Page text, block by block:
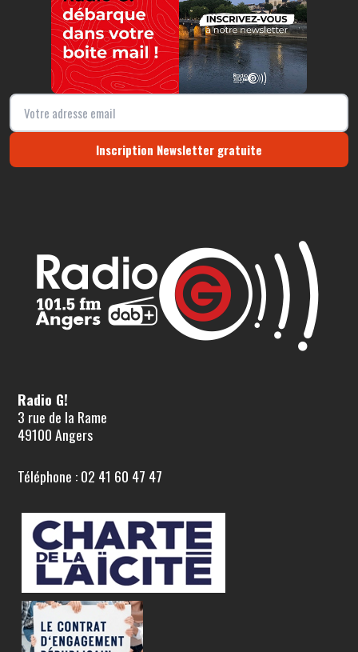
Inscription Newsletter gratuite
Radio G!
3 rue de la Rame
49100 Angers
Téléphone : 02 41 60 47 47